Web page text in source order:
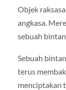
Objek
angkasa.
sebuah
Sebuah
terus
menciptakan